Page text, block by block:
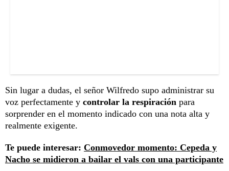
Sin lugar a dudas, el señor Wilfredo supo administrar su
voz perfectamente y controlar la respiración para
sorprender en el momento indicado con una nota alta y
realmente exigente.
Te puede interesar: Conmovedor momento: Cepeda y
Nacho se midieron a bailar el vals con una participante